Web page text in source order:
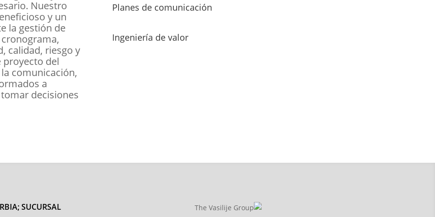
Planes de comunicación
Ingeniería de valor
Nuestro
y un
la gestión de
calidad, riesgo y
proyecto del
comunicación,
a
decisiones
SUCURSAL